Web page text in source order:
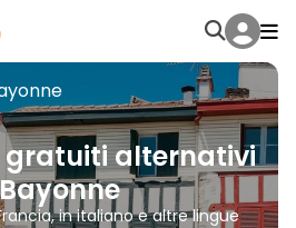
gratuiti alternativi
in italiano e altre lingue